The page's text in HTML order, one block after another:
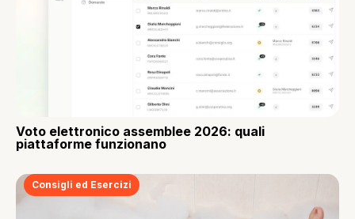
Voto elettronico assemblee 2026: quali
piattaforme funzionano
Consigli ed Esercizi